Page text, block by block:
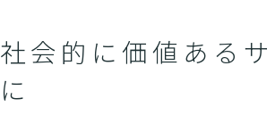
社会的に価値ある
に